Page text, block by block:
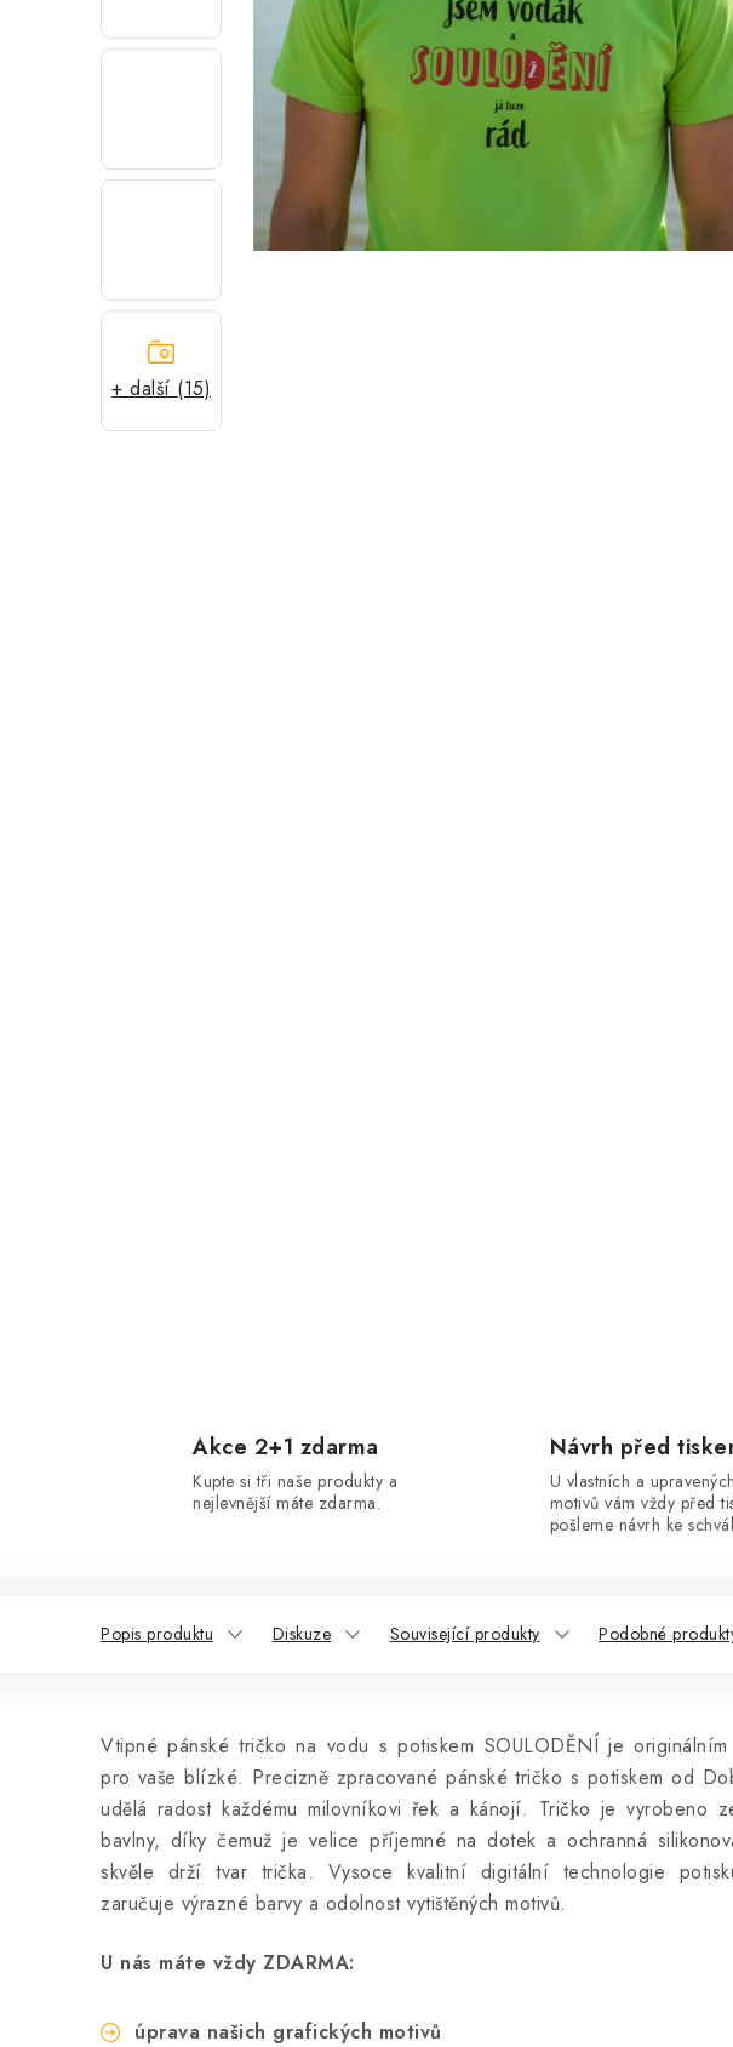
+ další (15)
Akce 2+1 zdarma
Kupte si tři naše produkty a
nejlevnější máte zdarma.
Návrh před
U vlastních a upravených
motivů vám vždy před
pošleme návrh ke
Popis produktu Diskuze Související produkty Podobné
Vtipné pánské tričko na vodu s potiskem SOULODĚNÍ je originálním
pro vaše blízké. Precizně zpracované pánské tričko s potiskem od
udělá radost každému milovníkovi řek a kánojí. Tričko je vyrobeno
bavlny, díky čemuž je velice příjemné na dotek a ochranná
skvěle drží tvar trička. Vysoce kvalitní digitální technologie
zaručuje výrazné barvy a odolnost vytištěných motivů.
U nás máte vždy ZDARMA:
úprava našich grafických motivů